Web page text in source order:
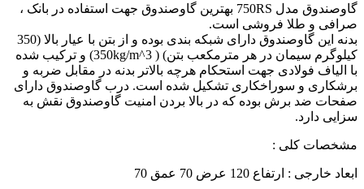
گاوصندوق مدل 750RS بهترین گاوصندوق جهت استفاده در بانک ،
صرافی و طلا فروشی است.
بدنه این گاوصندوق دارای شبکه بندی بوده و از بتن با عیار بالا (350
کیلوگرم سیمان در هر مترمکعب بتن) ( 350kg/m^3) و ترکیب شده
با الیاف فولادی جهت استحکام هرچه بالاتر بدنه در مقابل ضربه و
برشکاری و سوراخکاری تشکیل شده است. درب گاوصندوق دارای
صفحات ضد برش بوده که در بالا بردن امنیت گاوصندوق نقش به
سزایی دارد.
مشخصات کلی :
ابعاد خارجی : ارتفاع 120 عرض 70 عمق 70